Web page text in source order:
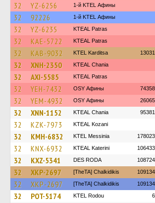
32 YZ-6256 1-й KTEL Афины
32 92226 1-й KTEL Афины
32 YZ-6235 KTEAL Patras
32 KAE-5722 KTEAL Patras
32 KAB-9032 ΚΤΕL Karditsa 13031
32 XNH-2350 KTEAL Chania
32 AXI-5585 KTEAL Patras
32 YEH-7432 OSY Афины 74358
32 YEM-4932 OSY Афины 26065
32 XNN-1152 KTEAL Chania 95381
32 KZK-7973 KTEAL Kozani
32 KMH-6832 KTEL Messinia 178023
32 KNX-6932 KTEAL Katerini 106433
32 KXZ-5341 DES RODA 108724
32 XKP-2697 [TheTA] Chalkidikis 109134
32 XKP-2697 [TheTA] Chalkidikis 109134
32 POT-5174 ΚΤΕL Rodou 6